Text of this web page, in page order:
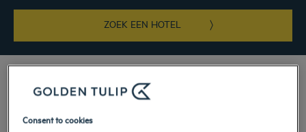
ZOEK EEN HOTEL
Kies voor onze luxe Golden Tulip-hotels tijdens uw verblijf op het Arabische
Consent to cookies